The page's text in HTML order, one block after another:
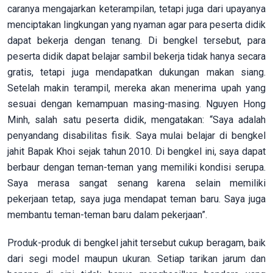
caranya mengajarkan keterampilan, tetapi juga dari upayanya
menciptakan lingkungan yang nyaman agar para peserta didik
dapat bekerja dengan tenang. Di bengkel tersebut, para
peserta didik dapat belajar sambil bekerja tidak hanya secara
gratis, tetapi juga mendapatkan dukungan makan siang.
Setelah makin terampil, mereka akan menerima upah yang
sesuai dengan kemampuan masing-masing. Nguyen Hong
Minh, salah satu peserta didik, mengatakan: “Saya adalah
penyandang disabilitas fisik. Saya mulai belajar di bengkel
jahit Bapak Khoi sejak tahun 2010. Di bengkel ini, saya dapat
berbaur dengan teman-teman yang memiliki kondisi serupa.
Saya merasa sangat senang karena selain memiliki
pekerjaan tetap, saya juga mendapat teman baru. Saya juga
membantu teman-teman baru dalam pekerjaan”.
Produk-produk di bengkel jahit tersebut cukup beragam, baik
dari segi model maupun ukuran. Setiap tarikan jarum dan